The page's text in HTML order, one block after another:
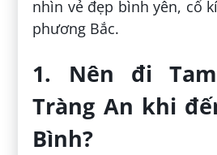
nhìn vẻ đẹp bình yên, cổ
phương Bắc.
1. Nên đi
Tràng An khi
Bình?